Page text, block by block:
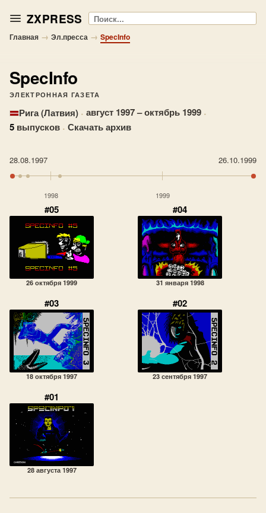
ZXPRESS Поиск
Главная → Эл.пресса → SpecInfo
SpecInfo
ЭЛЕКТРОННАЯ ГАЗЕТА
Рига (Латвия) · август 1997 – октябрь 1999 ·
5 выпусков · Скачать архив
28.08.1997 26.10.1999
1998 1999
#05
26 октября 1999
#04
31 января 1998
#03
18 октября 1997
#02
23 сентября 1997
#01
28 августа 1997